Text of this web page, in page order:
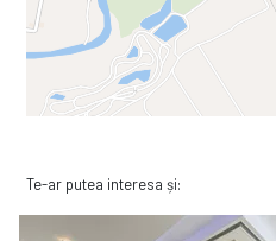
Te-ar putea interesa și: